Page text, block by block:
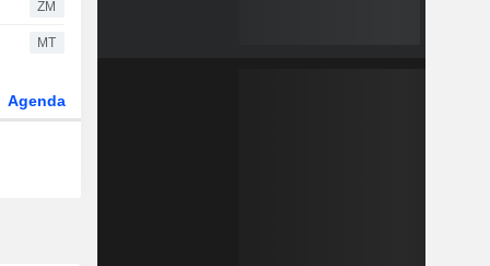
ZM
MT
Agenda